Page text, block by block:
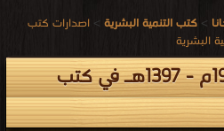
> كتب التنمية البشرية > اصدارات كتب
اصدارات كتب 1977م - 1397هـ في كتب